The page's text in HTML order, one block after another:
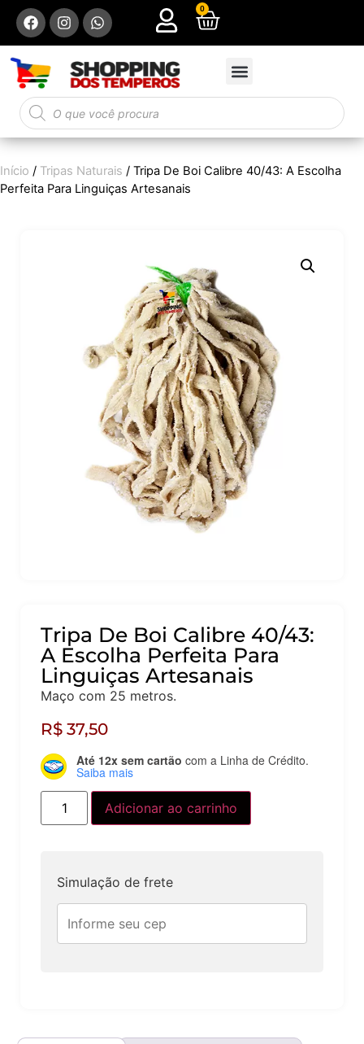
0
Início / Tripas Naturais / Tripa De Boi Calibre 40/43: A Escolha
Perfeita Para Linguiças Artesanais
Tripa De Boi Calibre 40/43:
A Escolha Perfeita Para
Linguiças Artesanais
Maço com 25 metros.
R$ 37,50
Até 12x sem cartão com a Linha de Crédito.
Saiba mais
Adicionar ao carrinho
Simulação de frete